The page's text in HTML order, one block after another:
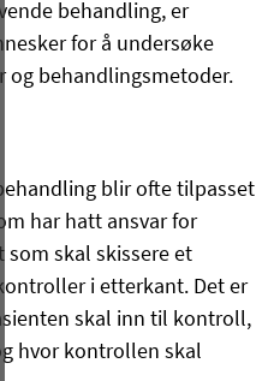
behandling, er
for å undersøke
og behandlingsmetoder.
blir ofte tilpasset
har hatt ansvar for
som skal skissere et
i etterkant. Det er
skal inn til kontroll,
hvor kontrollen skal